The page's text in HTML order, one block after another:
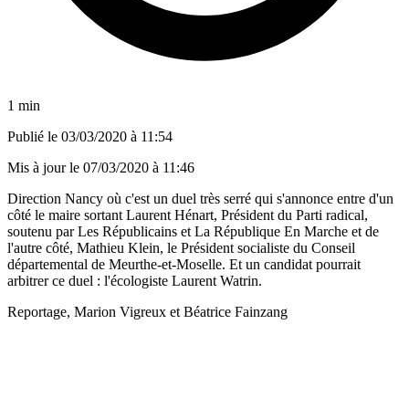
1 min
Publié le 03/03/2020 à 11:54
Mis à jour le 07/03/2020 à 11:46
Direction Nancy où c'est un duel très serré qui s'annonce entre d'un
côté le maire sortant Laurent Hénart, Président du Parti radical,
soutenu par Les Républicains et La République En Marche et de
l'autre côté, Mathieu Klein, le Président socialiste du Conseil
départemental de Meurthe-et-Moselle. Et un candidat pourrait
arbitrer ce duel : l'écologiste Laurent Watrin.
Reportage, Marion Vigreux et Béatrice Fainzang